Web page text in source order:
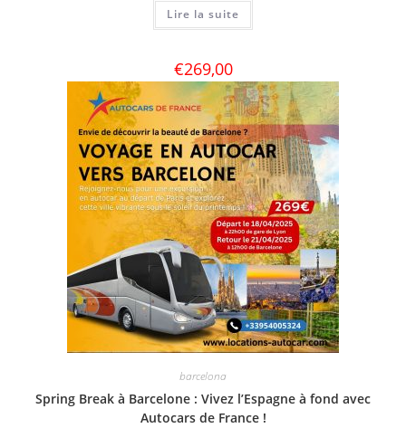
Lire la suite
€269,00
barcelona
Spring Break à Barcelone : Vivez l’Espagne à fond avec
Autocars de France !